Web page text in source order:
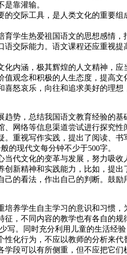
靠灌输。
际工具，是人类文化的重要组
生热爱祖国语文的思想感情，
交际能力。语文课程还应重视
涵，极其辉煌的人文精神，应
观念和积极的人生态度，提高
怒哀乐，向往和追求美好的理想
，总结我国语文教育经验的基
、网络等信息渠道尝试进行探究
重视写作实践，提出了阅读、
的现代文每分钟不少于500字。
文化的变革与发展，努力吸收
新精神和实践能力，比如，提
的看法，作出自己的判断。鼓励
学生自主学习的意识和习惯，
，不同内容的教学也有各自的
。同时充分利用儿童的生活经
行为，不应以教师的分析来代
段可以有所侧重，但不应把它